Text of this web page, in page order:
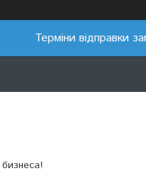
Терміни відправки